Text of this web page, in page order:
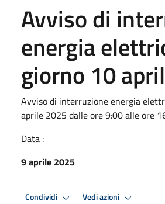
Avviso di
energia
giorno 10
Avviso di interruzione energia
aprile 2025 dalle ore 9:00 alle ore
Data :
9 aprile 2025
Condividi Vedi azioni